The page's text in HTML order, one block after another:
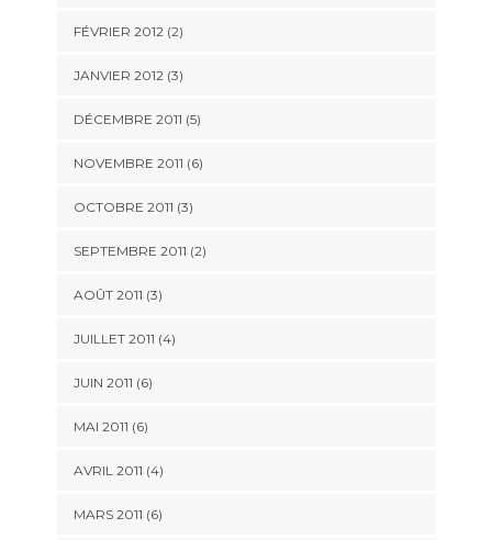
FÉVRIER 2012(2)
JANVIER 2012(3)
DÉCEMBRE 2011 (5)
NOVEMBRE 2011 (6)
OCTOBRE 2011 (3)
SEPTEMBRE 2011 (2)
AOÛT 2011 (3)
JUILLET 2011 (4)
JUIN 2011 (6)
MAI 2011 (6)
AVRIL 2011 (4)
MARS 2011 (6)